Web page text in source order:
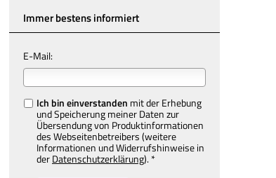
Immer bestens informiert
E-Mail:
Ich bin einverstanden mit der Erhebung
und Speicherung meiner Daten zur
Übersendung von Produktinformationen
des Webseitenbetreibers (weitere
Informationen und Widerrufshinweise in
derDatenschutzerklärung). *